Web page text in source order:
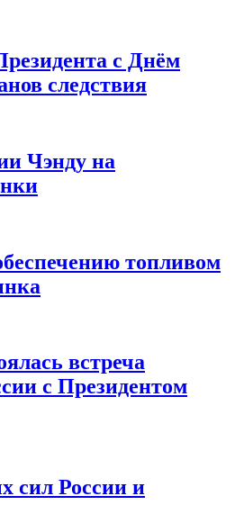
с Днём
следствия
Чэнду на
топливом
встреча
с Президентом
сил России и